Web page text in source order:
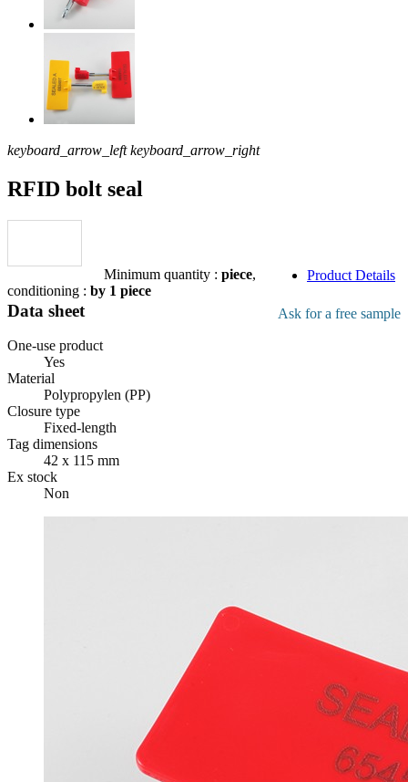
keyboard_arrow_left keyboard_arrow_right
RFID bolt seal
Minimum quantity : piece,
conditioning : by 1 piece
Ask for a free sample
Product Details
Data sheet
One-use product
Yes
Material
Polypropylen (PP)
Closure type
Fixed-length
Tag dimensions
42 x 115 mm
Ex stock
Non